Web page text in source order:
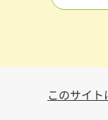
このサイ